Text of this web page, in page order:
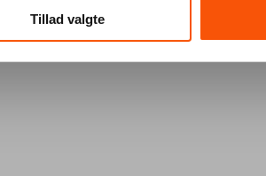
Tillad valgte